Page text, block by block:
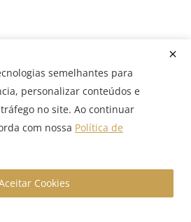
semelhantes para
personalizar conteúdos e
no site. Ao continuar
com nossa Política de
Cookies